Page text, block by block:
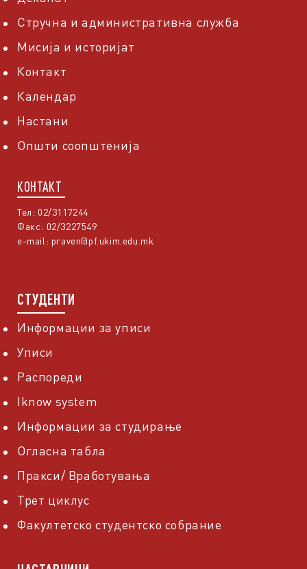
Стручна и административна служба
Мисија и историјат
Контакт
Календар
Настани
Општи соопштенија
КОНТАКТ
Тел: 02/3117244
Факс: 02/3227549
e-mail: praven@pf.ukim.edu.mk
СТУДЕНТИ
Информации за уписи
Уписи
Распореди
Iknow system
Информации за студирање
Огласна табла
Пракси/ Вработувања
Трет циклус
Факултетско студентско собрание